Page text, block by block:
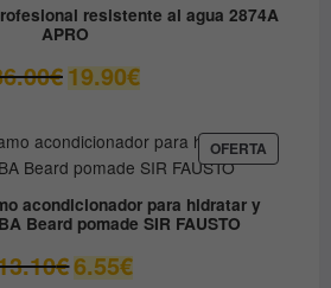
resistente al agua 2874A
APRO
€ El
precio
era:
36.00€.
19.90€El
precio
es:
19.90€.
OFERTA
EN
acondicionador para hidratar y
Beard pomade SIR FAUSTO
€El
6.55€El